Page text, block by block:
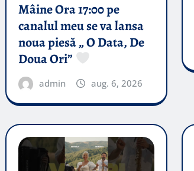
Mâine Ora 17:00 pe
canalul meu se va lansa
noua piesă „ O Data, De
Doua Ori”
admin aug. 6, 2026